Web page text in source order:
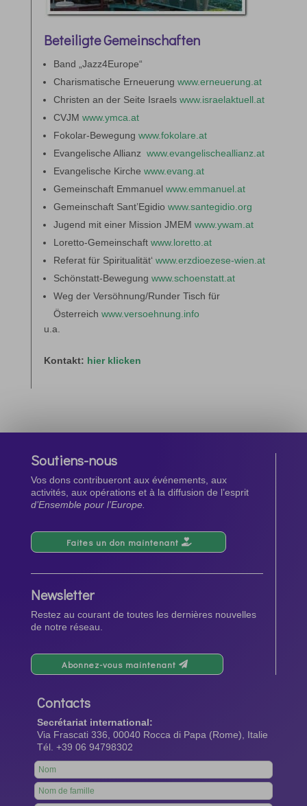
Beteiligte Gemeinschaften
Band „Jazz4Europe“
Charismatische Erneuerung www.erneuerung.at
Christen an der Seite Israels www.israelaktuell.at
CVJM www.ymca.at
Fokolar-Bewegung www.fokolare.at
Evangelische Allianz www.evangelischeallianz.at
Evangelische Kirche www.evang.at
Gemeinschaft Emmanuel www.emmanuel.at
Gemeinschaft Sant’Egidio www.santegidio.org
Jugend mit einer Mission JMEM www.ywam.at
Loretto-Gemeinschaft www.loretto.at
Referat für Spiritualität‘ www.erzdioezese-wien.at
Schönstatt-Bewegung www.schoenstatt.at
Weg der Versöhnung/Runder Tisch für
Österreich www.versoehnung.info
u.a.
Kontakt: hier klicken
Soutiens-nous
Vos dons contribueront aux événements, aux
activités, aux opérations et à la diffusion de l’esprit
d’Ensemble pour l’Europe.
Faites un don maintenant
Newsletter
Restez au courant de toutes les dernières nouvelles
de notre réseau.
Abonnez-vous maintenant
Contacts
Secrétariat international:
Via Frascati 336, 00040 Rocca di Papa (Rome), Italie
Tél. +39 06 94798302
Leave
this
field
blank